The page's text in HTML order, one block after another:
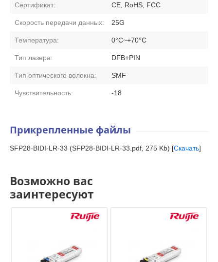
Сертификат: CE, RoHS, FCC
Скорость передачи данных: 25G
Температура: 0°C~+70°C
Тип лазера: DFB+PIN
Тип оптического волокна: SMF
Чувствительность: -18
Прикрепленные файлы
SFP28-BIDI-LR-33 (SFP28-BIDI-LR-33.pdf, 275 Kb) [Скачать]
Возможно вас
заинтересуют